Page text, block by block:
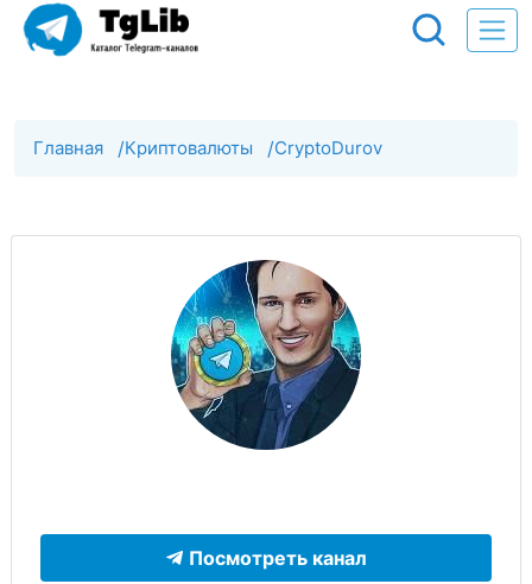
Главная /Криптовалюты /CryptoDurov
Посмотреть канал